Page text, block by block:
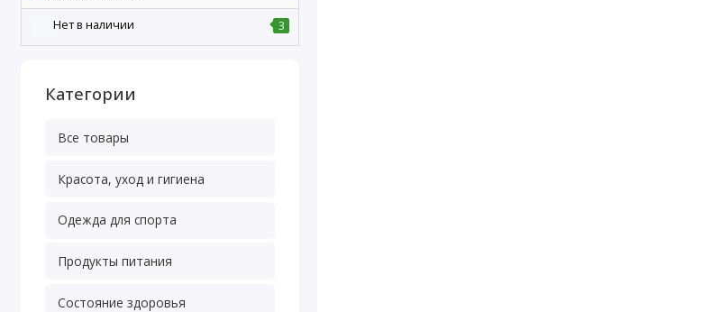
Нет в наличии 3
Категории
Все товары
Красота, уход и гигиена
Одежда для спорта
Продукты питания
Состояние здоровья